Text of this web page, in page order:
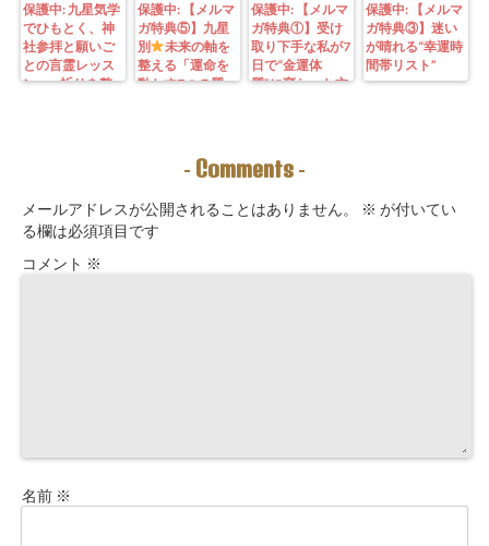
保護中: 九星気学
でひもとく、神
社参拝と願いご
との言霊レッス
ン—— 祈りを整
保護中: 【メルマ
ガ特典⑤】九星
別
未来の軸を
整える「運命を
動かす7つの質
ーチングできま
保護中: 【メルマ
ガ特典①】受け
取り下手な私が7
日で“金運体
質”に変わった方
九星別・金運ブ
ロックを外す開
保護中: 【メルマ
ガ特典③】迷い
が晴れる“幸運時
間帯リスト”
- Comments -
メールアドレスが公開されることはありません。 ※ が付いてい
る欄は必須項目です
コメント ※
名前 ※